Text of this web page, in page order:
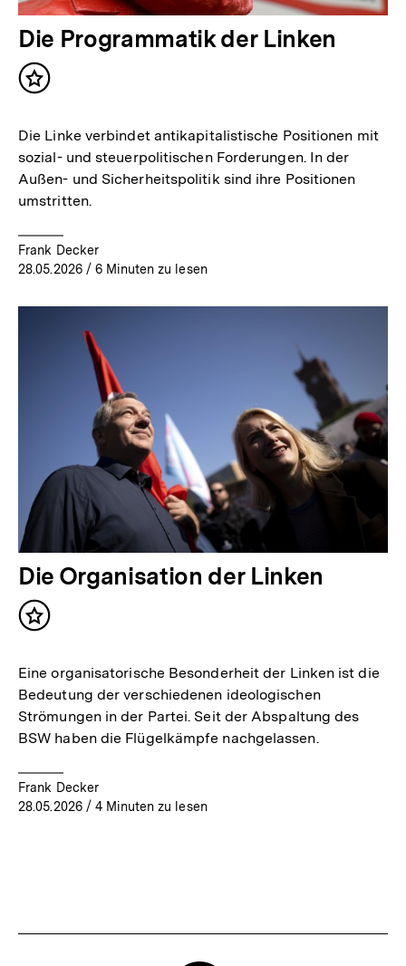
Die Programmatik der Linken
Inhalt
Die Linke verbindet antikapitalistische Positionen mit
sozial- und steuerpolitischen Forderungen. In der
Außen- und Sicherheitspolitik sind ihre Positionen
umstritten.
Frank Decker
28.05.2026/ 6 Minuten zu lesen
Die Organisation der Linken
Inhalt
Eine organisatorische Besonderheit der Linken ist die
Bedeutung der verschiedenen ideologischen
Strömungen in der Partei. Seit der Abspaltung des
BSW haben die Flügelkämpfe nachgelassen.
Frank Decker
28.05.2026/ 4 Minuten zu lesen